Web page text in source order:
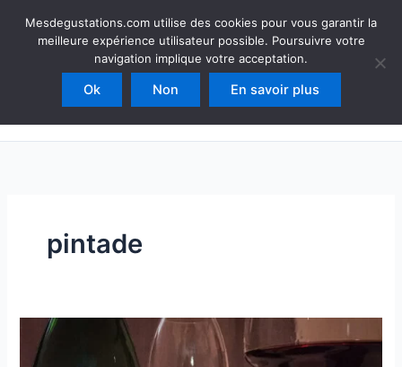
Mesdegustations
Dégustations, accords & autour du vin
Rechercher
pintade
Mesdegustations.com utilise des cookies pour vous garantir la
meilleure expérience utilisateur possible. Poursuivre votre
navigation implique votre acceptation.
Ok Non En savoir plus